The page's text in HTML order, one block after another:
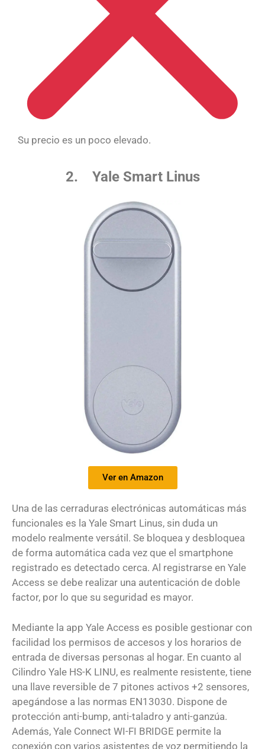
Su precio es un poco elevado.
2. Yale Smart Linus
Ver en Amazon
Una de las cerraduras electrónicas automáticas más
funcionales es la Yale Smart Linus, sin duda un
modelo realmente versátil. Se bloquea y desbloquea
de forma automática cada vez que el smartphone
registrado es detectado cerca. Al registrarse en Yale
Access se debe realizar una autenticación de doble
factor, por lo que su seguridad es mayor.
Mediante la app Yale Access es posible gestionar con
facilidad los permisos de accesos y los horarios de
entrada de diversas personas al hogar. En cuanto al
Cilindro Yale HS-K LINU, es realmente resistente, tiene
una llave reversible de 7 pitones activos +2 sensores,
apegándose a las normas EN13030. Dispone de
protección anti-bump, anti-taladro y anti-ganzúa.
Además, Yale Connect WI-FI BRIDGE permite la
conexión con varios asistentes de voz permitiendo la